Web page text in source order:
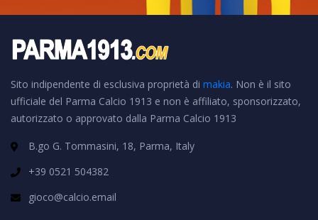
Sito indipendente di esclusiva proprietà di makia. Non è il sito
ufficiale del Parma Calcio 1913 e non è affiliato, sponsorizzato,
autorizzato o approvato dalla Parma Calcio 1913
B.go G. Tommasini, 18, Parma, Italy
+39 0521 504382
gioco@calcio.email